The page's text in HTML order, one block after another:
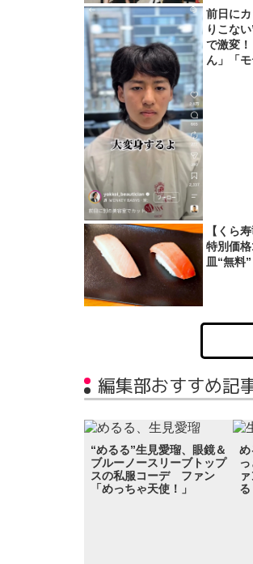
前日に
りこな
で激変
ん」「
【くら
特別価
皿“無料
編集部おすすめ記
“めるる”生見愛瑠、眼鏡＆
ブルーノースリーブトップ
スの私服コーデ ファン
「めっちゃ天使！」
め
る